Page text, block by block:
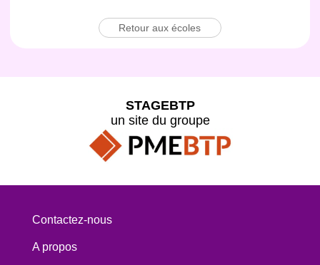
Retour aux écoles
STAGEBTP
un site du groupe
Contactez-nous
A propos